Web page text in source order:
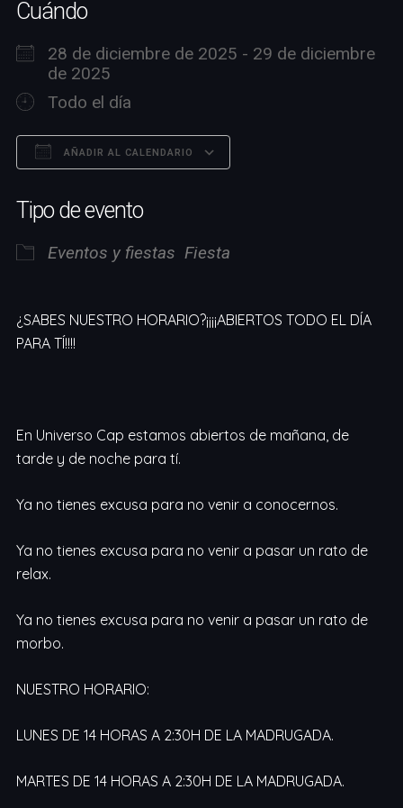
Cuándo
28 de diciembre de 2025 - 29 de diciembre
de 2025
Todo el día
AÑADIR AL CALENDARIO
Tipo de evento
Eventos y fiestas Fiesta
¿SABES NUESTRO HORARIO?¡¡¡¡ABIERTOS TODO EL DÍA
PARA TÍ!!!!
En Universo Cap estamos abiertos de mañana, de
tarde y de noche para tí.
Ya no tienes excusa para no venir a conocernos.
Ya no tienes excusa para no venir a pasar un rato de
relax.
Ya no tienes excusa para no venir a pasar un rato de
morbo.
NUESTRO HORARIO:
LUNES DE 14 HORAS A 2:30H DE LA MADRUGADA.
MARTES DE 14 HORAS A 2:30H DE LA MADRUGADA.